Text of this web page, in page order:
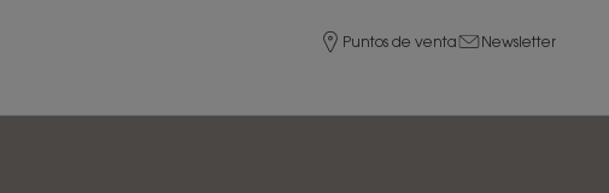
Puntos de venta Newsletter